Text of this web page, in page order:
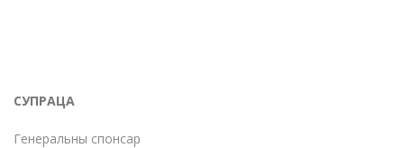
СУПРАЦА
Генеральны спонсар